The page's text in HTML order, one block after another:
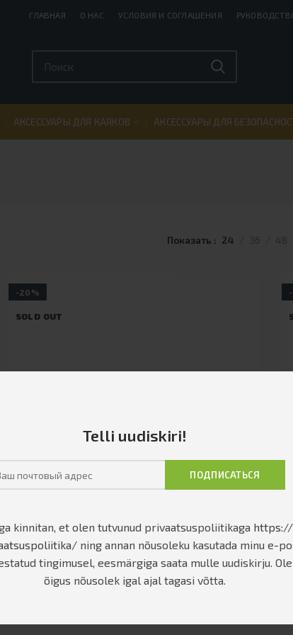
Telli uudiskiri!
kinnitan, et olen tutvunud privaatsuspoliitikaga
ning annan nõusoleku kasutada minu e-
tingimusel, eesmärgiga saata mulle uudiskirju.
õigus nõusolek igal ajal tagasi võtta.
ГЛАВНАЯ О НАС УСЛОВИЯ И СОГЛАШЕНИЯ
АКСЕССУАРЫ ДЛЯ КАЯКОВ АКСЕССУАРЫ ДЛЯ
Показать 24
-20%
SOLD OUT
Nordr L2
2,147.00
ВЫБРАТЬ ...